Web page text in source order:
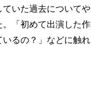
いた過去について
「初めて出演した
るの？」などに触